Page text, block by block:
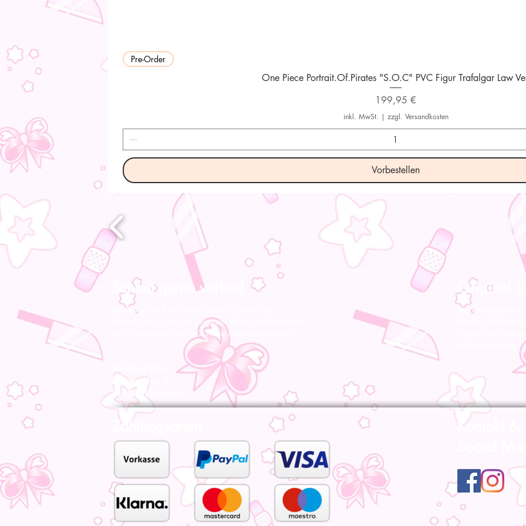
Pre-Order
One Piece Portrait.Of.Pirates "S.O.C" PVC Figur Trafalgar Law
Preis
199,95 €
inkl. MwSt. | zzgl. Versandkosten
Vorbestellen
Schaut gerne vorbei!
Ab Sofort sind wir auch Lokal für euch da!
Besucht uns gerne in unserem Store in Hildesheim,
Wir freuen uns stets auf neue Bekanntschaften!
Original
Bei uns findet ihr
Bootleg/
Uns ist die
Bernwardstr. 9
31134 Hildesheim
Zahlungsarten
Kontakt &
Social